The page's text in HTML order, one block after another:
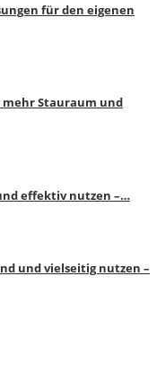
für den eigenen
Stauraum und
effektiv nutzen –…
und vielseitig nutzen –